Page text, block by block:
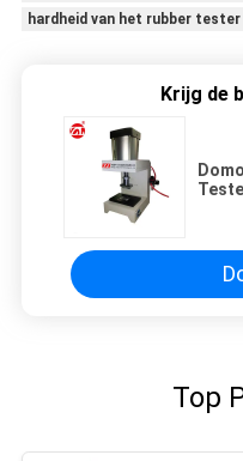
hardheid van het rubber tester
Krijg de
Top